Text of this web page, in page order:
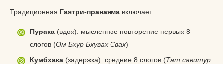
Традиционная Гаятри-пранаяма включает:
Пурака (вдох): мысленное повторение первых 8
слогов (Ом Бхур Бхувах Свах)
Кумбхака (задержка): средние 8 слогов (Тат савитур